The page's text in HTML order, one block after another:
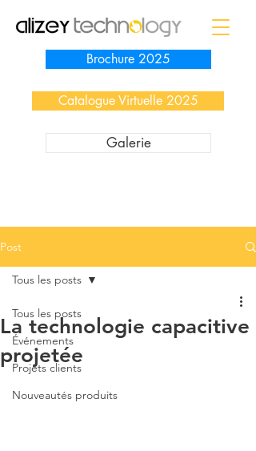
Brochure 2025
Galerie
Catalogue Virtuelle 2025
Post
Tous les posts
Événements
Projets clients
Nouveautés produits
Tous les posts
La technologie capacitive
projetée